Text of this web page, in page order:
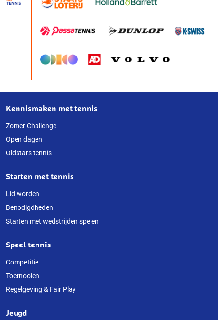
Over
deze
website
Kennismaken met tennis
Zomer Challenge
Open dagen
Oldstars tennis
Starten met tennis
Lid worden
Benodigdheden
Starten met wedstrijden spelen
Speel tennis
Competitie
Toernooien
Regelgeving & Fair Play
Jeugd